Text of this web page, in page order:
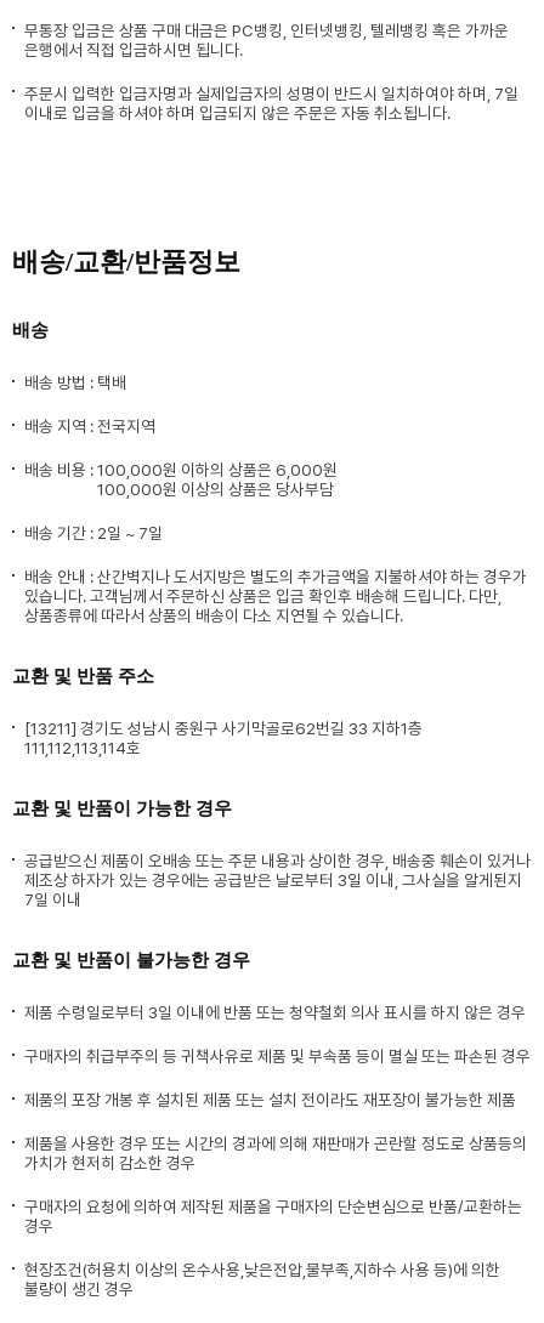
무통장 입금은 상품 구매 대금은 PC뱅킹, 인터넷뱅킹, 텔레뱅킹 혹은 가까운
은행에서 직접 입금하시면 됩니다.
주문시 입력한 입금자명과 실제입금자의 성명이 반드시 일치하여야 하며, 7일
이내로 입금을 하셔야 하며 입금되지 않은 주문은 자동 취소됩니다.
배송/교환/반품정보
배송
배송 방법 : 택배
배송 지역 : 전국지역
배송 비용 :100,000원 이하의 상품은 6,000원
100,000원 이상의 상품은 당사부담
배송 기간 : 2일 ~ 7일
배송 안내 : 산간벽지나 도서지방은 별도의 추가금액을 지불하셔야 하는 경우가
있습니다. 고객님께서 주문하신 상품은 입금 확인후 배송해 드립니다. 다만,
상품종류에 따라서 상품의 배송이 다소 지연될 수 있습니다.
교환 및 반품 주소
[13211] 경기도 성남시 중원구 사기막골로62번길 33 지하1층
111,112,113,114호
교환 및 반품이 가능한 경우
공급받으신 제품이 오배송 또는 주문 내용과 상이한 경우, 배송중 훼손이 있거나
제조상 하자가 있는 경우에는 공급받은 날로부터 3일 이내, 그사실을 알게된지
7일 이내
교환 및 반품이 불가능한 경우
제품 수령일로부터 3일 이내에 반품 또는 청약철회 의사 표시를 하지 않은 경우
구매자의 취급부주의 등 귀책사유로 제품 및 부속품 등이 멸실 또는 파손된 경우
제품의 포장 개봉 후 설치된 제품 또는 설치 전이라도 재포장이 불가능한 제품
제품을 사용한 경우 또는 시간의 경과에 의해 재판매가 곤란할 정도로 상품등의
가치가 현저히 감소한 경우
구매자의 요청에 의하여 제작된 제품을 구매자의 단순변심으로 반품/교환하는
경우
현장조건(허용치 이상의 온수사용,낮은전압,물부족,지하수 사용 등)에 의한
불량이 생긴 경우